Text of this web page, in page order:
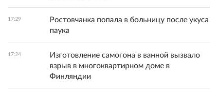
17:29
Ростовчанка попала в больницу после укуса
паука
17:24
Изготовление самогона в ванной вызвало
взрыв в многоквартирном доме в
Финляндии